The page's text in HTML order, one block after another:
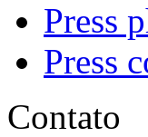
Press
Press
Contato